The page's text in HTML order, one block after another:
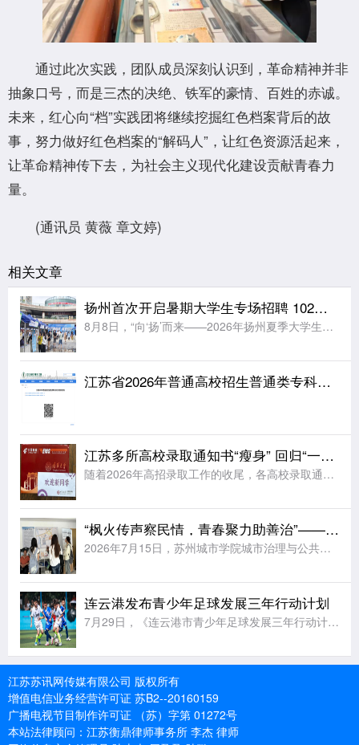
通过此次实践，团队成员深刻认识到，革命精神并非
抽象口号，而是三杰的决绝、铁军的豪情、百姓的赤诚。
未来，红心向“档”实践团将继续挖掘红色档案背后的故
事，努力做好红色档案的“解码人”，让红色资源活起来，
让革命精神传下去，为社会主义现代化建设贡献青春力
量。
(通讯员 黄薇 章文婷)
相关文章
扬州首次开启暑期大学生专场招聘 102家企业送来2535个岗位
8月8日，“向‘扬’而来——2026年扬州夏季大学生综合招聘会”举行。据《扬州日报》报道，本次招聘会是扬州首次在暑期档专门为大学生举办的综合性专场招聘，紧扣“613”产业体系人才需求，精准服务离校未就
江苏省2026年普通高校招生普通类专科批次征求志愿投档线
江苏多所高校录取通知书“瘦身” 回归“一页纸”
随着2026年高招录取工作的收尾，各高校录取通知书开始陆续寄送到考生手中。据《扬子晚报》报道，江苏多所高校今年大幅简化了录取通知书的设计，普遍采用“一页纸”的简约形式，同时在有限的纸面上融入各校特色元
“枫火传声察民情，青春聚力助善治”——苏州城市学院实践团赴福运社区开展走访调研
2026年7月15日，苏州城市学院城市治理与公共事务学院“枫火传声，善治民和”暑期社会实践团前往苏州市姑苏区福运社区党群服务中心走访调研。学院法学专业教师王昊为、辅导员周玲燕随行指导，与实践团成员一同
连云港发布青少年足球发展三年行动计划
7月29日，《连云港市青少年足球发展三年行动计划(2026—2028年)》发布会在连云港市体育中心举行。据《新华日报》报道，未来三年连云港将完善县区“631”(6所小学、3所初中、1所高中)青训布局，
江苏苏讯网传媒有限公司 版权所有
增值电信业务经营许可证 苏B2--20160159
广播电视节目制作许可证 （苏）字第 01272号
本站法律顾问：江苏衡鼎律师事务所 李杰 律师